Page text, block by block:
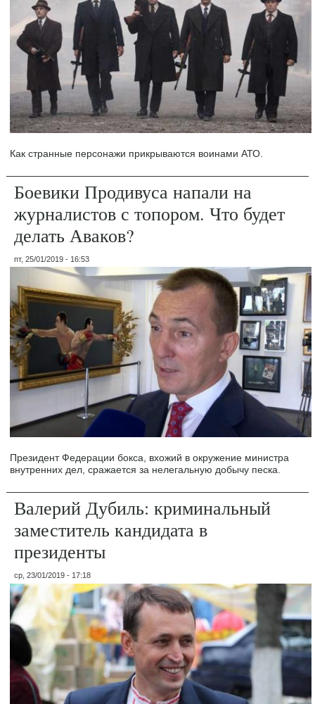
Как странные персонажи прикрываются воинами АТО.
Боевики Продивуса напали на
журналистов с топором. Что будет
делать Аваков?
пт, 25/01/2019 - 16:53
Президент Федерации бокса, вхожий в окружение министра
внутренних дел, сражается за нелегальную добычу песка.
Валерий Дубиль: криминальный
заместитель кандидата в
президенты
ср, 23/01/2019 - 17:18